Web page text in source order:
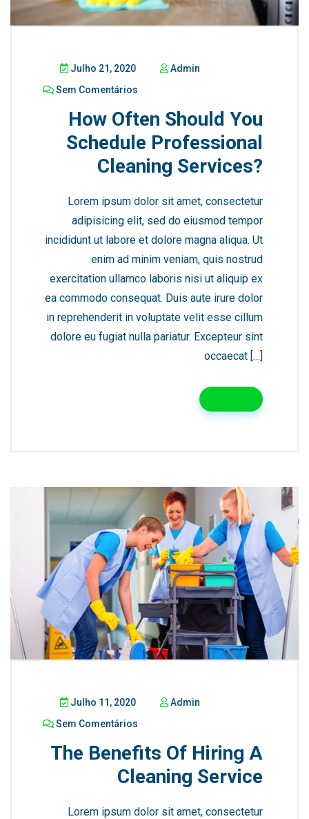
Julho 21, 2020
Admin
Sem Comentários
How Often Should You
Schedule Professional
Cleaning Services?
Lorem ipsum dolor sit amet, consectetur
adipisicing elit, sed do eiusmod tempor
incididunt ut labore et dolore magna aliqua. Ut
enim ad minim veniam, quis nostrud
exercitation ullamco laboris nisi ut aliquip ex
ea commodo consequat. Duis aute irure dolor
in reprehenderit in voluptate velit esse cillum
dolore eu fugiat nulla pariatur. Excepteur sint
occaecat […]
Julho 11, 2020
Admin
Sem Comentários
The Benefits Of Hiring A
Cleaning Service
Lorem ipsum dolor sit amet, consectetur